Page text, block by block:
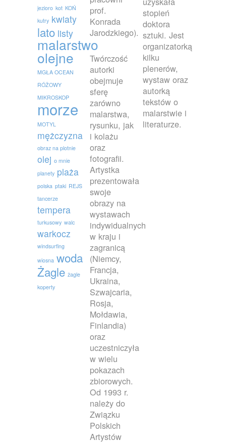
jezioro kot KOŃ
kutry kwiaty
lato listy
malarstwo
olejne
MGŁA OCEAN
RÓŻOWY
MIKROSKOP
morze
MOTYL
mężczyzna
obraz na plotnie
olej o mnie
planety plaża
polska ptaki REJS
tancerze
tempera
turkusowy walc
warkocz
windsurfing
wiosna woda
Żagle żagle
koperty
prof.
Konrada
Jarodzkiego).
Twórczość
autorki
obejmuje
sferę
zarówno
malarstwa,
rysunku, jak
i kolażu
oraz
fotografii.
Artystka
prezentowała
swoje
obrazy na
wystawach
indywidualnych
w kraju i
zagranicą
(Niemcy,
Francja,
Ukraina,
Szwajcaria,
Rosja,
Mołdawia,
Finlandia)
oraz
uczestniczyła
w wielu
pokazach
zbiorowych.
Od 1993 r.
należy do
Związku
Polskich
Artystów
stopień
doktora
sztuki. Jest
organizatorką
kilku
plenerów,
wystaw oraz
autorką
tekstów o
malarstwie i
literaturze.